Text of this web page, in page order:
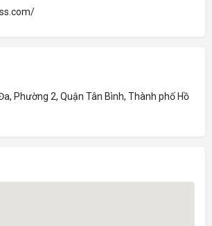
Phường 2, Quận Tân Bình, Thành phố Hồ